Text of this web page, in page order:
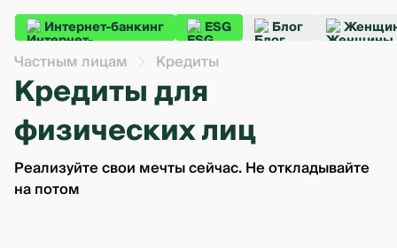
Интернет-банкинг ESG Блог
Частным лицам Кредиты
Кредиты для
физических лиц
Реализуйте свои мечты сейчас. Не откладывайте
на потом